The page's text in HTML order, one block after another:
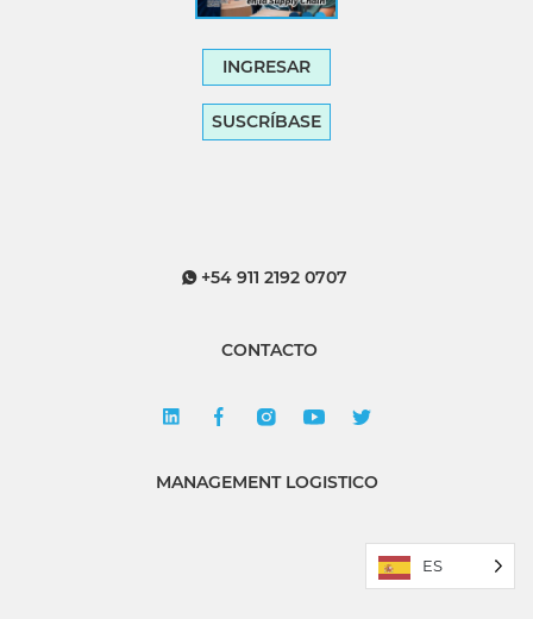
INGRESAR
SUSCRÍBASE
+54 911 2192 0707
CONTACTO
MANAGEMENT LOGISTICO
ES